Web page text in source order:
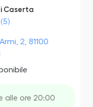
Caserta
(5)
2, 81100
alle ore 20:00